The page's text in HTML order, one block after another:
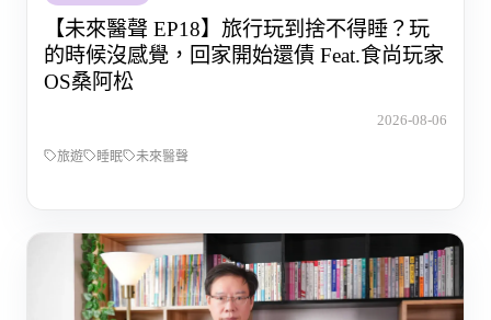
【未來醫聲 EP18】旅行玩到捨不得睡？玩
的時候沒感覺，回家開始還債 Feat.食尚玩家
OS桑阿松
2026-08-06
旅遊 睡眠 未來醫聲